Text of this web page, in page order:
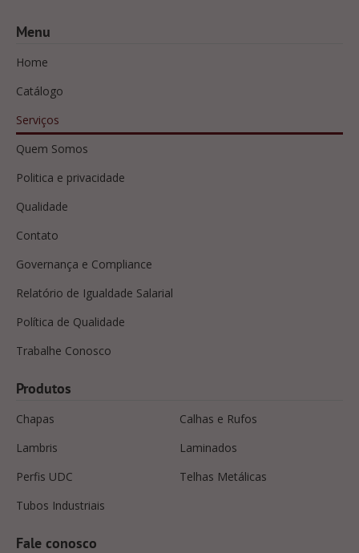
Menu
Home
Catálogo
Serviços
Quem Somos
Politica e privacidade
Qualidade
Contato
Governança e Compliance
Relatório de Igualdade Salarial
Política de Qualidade
Trabalhe Conosco
Produtos
Chapas
Calhas e Rufos
Lambris
Laminados
Perfis UDC
Telhas Metálicas
Tubos Industriais
Fale conosco